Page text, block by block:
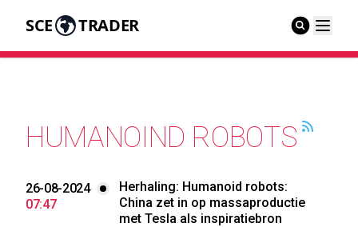
SCE TRADER
HUMANOIND ROBOTS
26-08-2024
07:47
Herhaling: Humanoid robots:
China zet in op massaproductie
met Tesla als inspiratiebron